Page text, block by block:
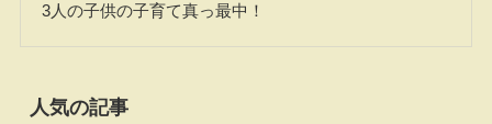
3人の子供の子育て真っ最中！
人気の記事